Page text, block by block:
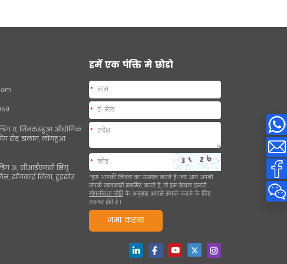
ए, जिनरुइहुआ औद्योगिक
रोड, डालांग, लोंगहुआ
31, सीआईएमसी झिगु
झोंगकाई जिला, हुइझोउ
हमें एक पंक्ति मे छोडो
*
*
*
*
*हम आपकी निजता का सम्मान करते हैं। जब आप अपनी
संपर्क जानकारी सबमिट करते हैं, तो हम केवल हमारी
गोपनीयता नीतिके अनुसार आपसे संपर्क करने के लिए
सहमत होते हैं ।
जमा करना